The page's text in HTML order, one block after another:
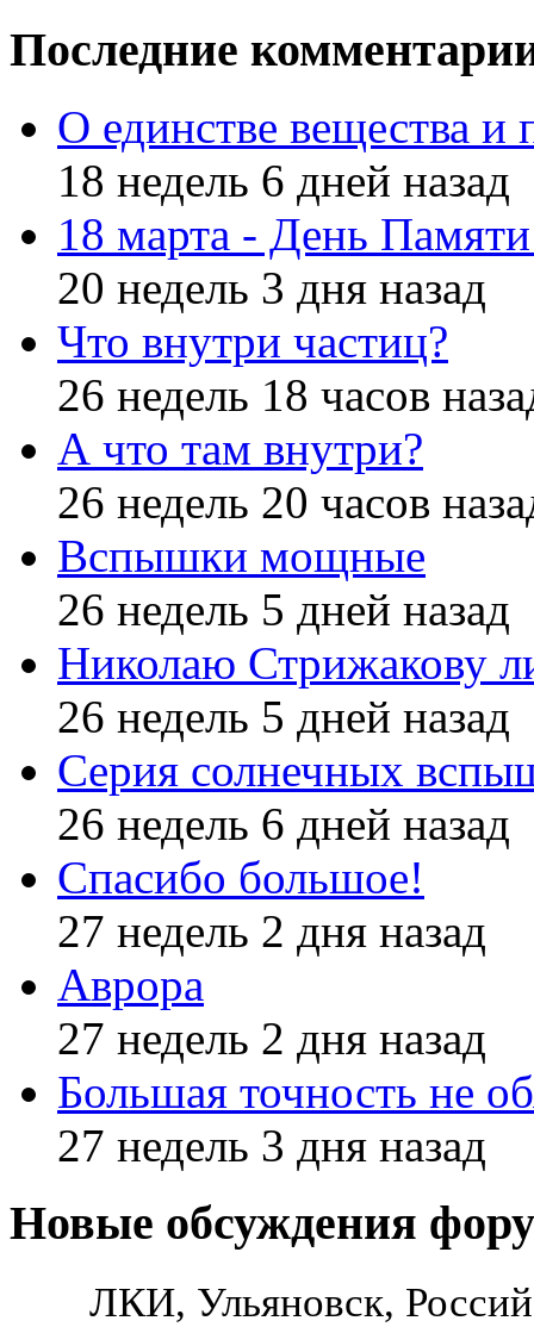
Последние
О единстве вещества и
18 недель 6 дней назад
18 марта - День
20 недель 3 дня назад
Что внутри частиц?
26 недель 18 часов
А что там внутри?
26 недель 20 часов
Вспышки мощные
26 недель 5 дней назад
Николаю Стрижакову
26 недель 5 дней назад
Серия солнечных
26 недель 6 дней назад
Спасибо большое!
27 недель 2 дня назад
Аврора
27 недель 2 дня назад
Большая точность не
27 недель 3 дня назад
Новые обсуждения
ЛКИ, Ульяновск,